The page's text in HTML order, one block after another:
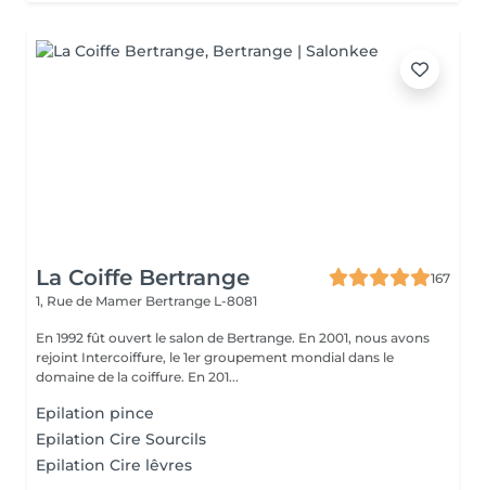
La Coiffe Bertrange
167
1, Rue de Mamer Bertrange L-8081
En 1992 fût ouvert le salon de Bertrange. En 2001, nous avons
rejoint Intercoiffure, le 1er groupement mondial dans le
domaine de la coiffure. En 201...
Epilation pince
Epilation Cire Sourcils
Epilation Cire lêvres